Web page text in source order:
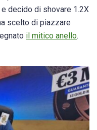
decido di shovare 1.2X
scelto di piazzare
il mitico anello.